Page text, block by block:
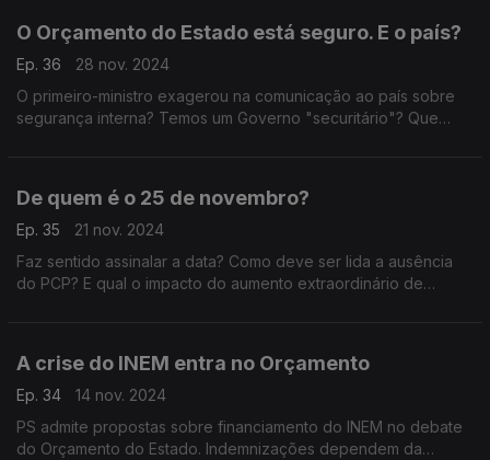
O Orçamento do Estado está seguro. E o país?
Ep. 36
28 nov. 2024
O primeiro-ministro exagerou na comunicação ao país sobre
segurança interna? Temos um Governo "securitário"? Que
De quem é o 25 de novembro?
Ep. 35
21 nov. 2024
Faz sentido assinalar a data? Como deve ser lida a ausência
do PCP? E qual o impacto do aumento extraordinário de
A crise do INEM entra no Orçamento
Ep. 34
14 nov. 2024
PS admite propostas sobre financiamento do INEM no debate
do Orçamento do Estado. Indemnizações dependem da